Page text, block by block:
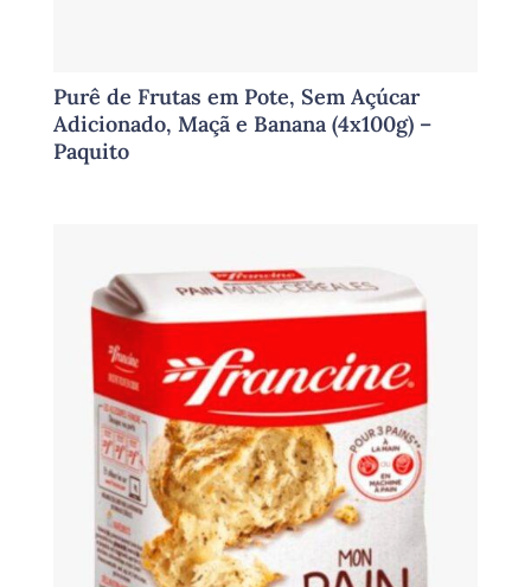
Purê de Frutas em Pote, Sem Açúcar
Adicionado, Maçã e Banana (4x100g) –
Paquito